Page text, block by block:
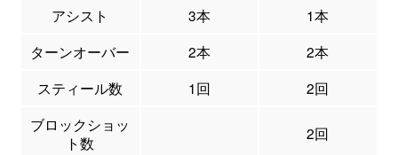
アシスト 3本
1本
ターンオーバー
2本
2本
スティール数
1回
2回
ブロックショッ
ト数
2回